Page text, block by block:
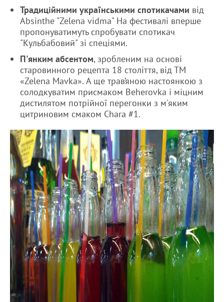
Традиційними українськими спотикачами від
Absinthe "Zelena vidma" На фестивалі вперше
пропонуватимуть спробувати спотикач
"Кульбабовий" зі спеціями.
П'янким абсентом, зробленим на основі
старовинного рецепта 18 століття, від ТМ
«Zelena Mavka». А ще трав’яною настоянкою з
солодкуватим присмаком Beherovka і міцним
дистилятом потрійної перегонки з м'яким
цитриновим смаком Chara #1.